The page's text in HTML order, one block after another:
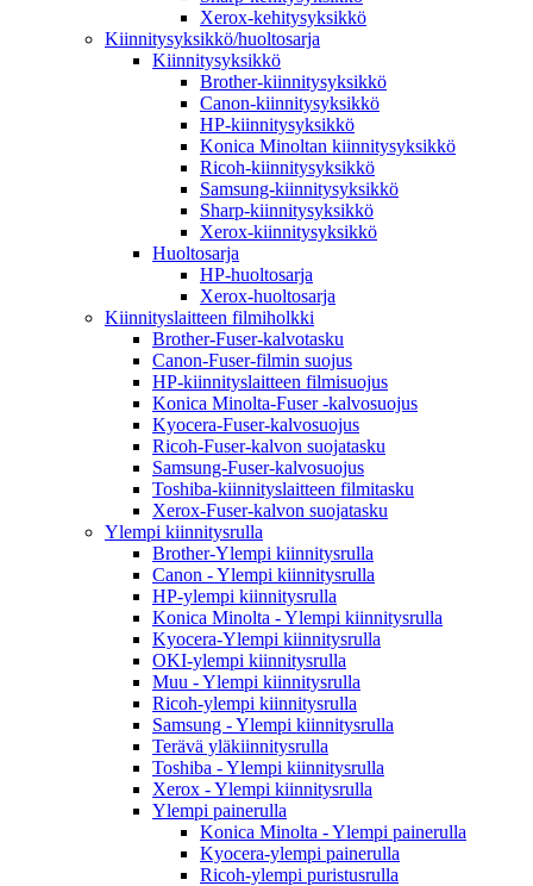
Xerox-kehitysyksikkö
Kiinnitysyksikkö/huoltosarja
Kiinnitysyksikkö
Brother-kiinnitysyksikkö
Canon-kiinnitysyksikkö
HP-kiinnitysyksikkö
Konica Minoltan kiinnitysyksikkö
Ricoh-kiinnitysyksikkö
Samsung-kiinnitysyksikkö
Sharp-kiinnitysyksikkö
Xerox-kiinnitysyksikkö
Huoltosarja
HP-huoltosarja
Xerox-huoltosarja
Kiinnityslaitteen filmiholkki
Brother-Fuser-kalvotasku
Canon-Fuser-filmin suojus
HP-kiinnityslaitteen filmisuojus
Konica Minolta-Fuser -kalvosuojus
Kyocera-Fuser-kalvosuojus
Ricoh-Fuser-kalvon suojatasku
Samsung-Fuser-kalvosuojus
Toshiba-kiinnityslaitteen filmitasku
Xerox-Fuser-kalvon suojatasku
Ylempi kiinnitysrulla
Brother-Ylempi kiinnitysrulla
Canon - Ylempi kiinnitysrulla
HP-ylempi kiinnitysrulla
Konica Minolta - Ylempi kiinnitysrulla
Kyocera-Ylempi kiinnitysrulla
OKI-ylempi kiinnitysrulla
Muu - Ylempi kiinnitysrulla
Ricoh-ylempi kiinnitysrulla
Samsung - Ylempi kiinnitysrulla
Terävä yläkiinnitysrulla
Toshiba - Ylempi kiinnitysrulla
Xerox - Ylempi kiinnitysrulla
Ylempi painerulla
Konica Minolta - Ylempi painerulla
Kyocera-ylempi painerulla
Ricoh-ylempi puristusrulla